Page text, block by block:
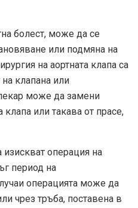
болест, може да се
или подмяна на
на аортната клапа са
клапана или
може да замени
клапа или такава от прасе,
операция на
период на
операцията може да
чрез тръба, поставена в